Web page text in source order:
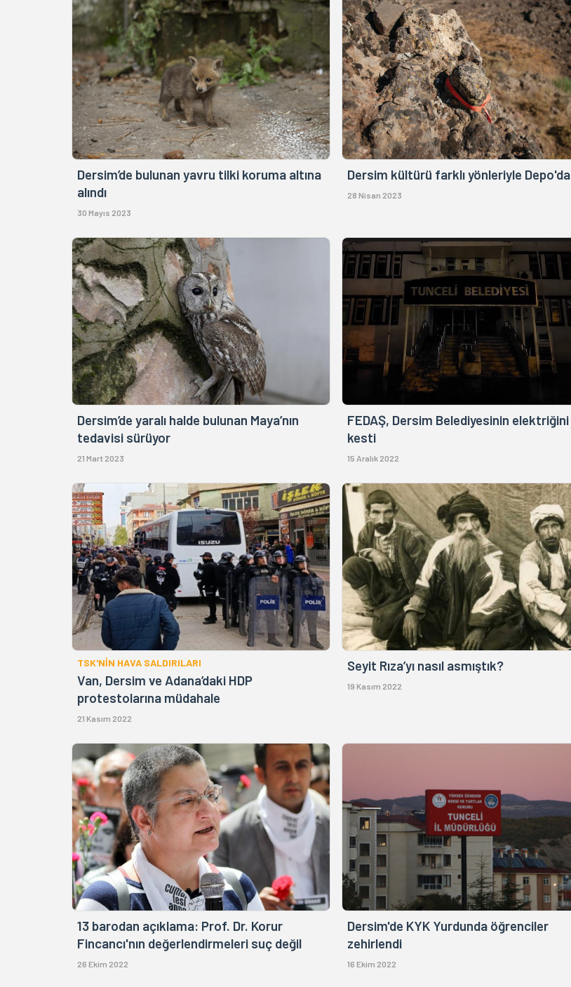
Dersim’de bulunan yavru tilki koruma altına
alındı
30 Mayıs 2023
Dersim kültürü farklı yönleriyle Depo'da
28 Nisan 2023
Dersim’de yaralı halde bulunan Maya’nın
tedavisi sürüyor
21 Mart 2023
FEDAŞ, Dersim Belediyesinin elektriğini
kesti
15 Aralık 2022
TSK'NİN HAVA SALDIRILARI
Van, Dersim ve Adana’daki HDP
protestolarına müdahale
21 Kasım 2022
Seyit Rıza’yı nasıl asmıştık?
19 Kasım 2022
13 barodan açıklama: Prof. Dr. Korur
Fincancı'nın değerlendirmeleri suç değil
26 Ekim 2022
Dersim'de KYK Yurdunda öğrenciler
zehirlendi
16 Ekim 2022